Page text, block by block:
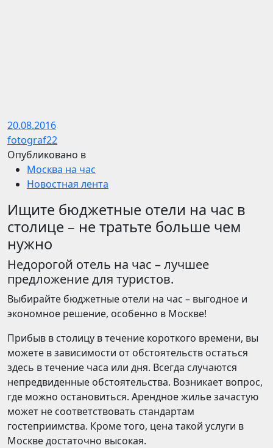
20.08.2016
fotograf22
Опубликовано в
Москва на час
Новостная лента
Ищите бюджетные отели на час в
столице – не тратьте больше чем
нужно
Недорогой отель на час – лучшее
предложение для туристов.
Выбирайте бюджетные отели на час – выгодное и
экономное решение, особенно в Москве!
Прибыв в столицу в течение короткого времени, вы
можете в зависимости от обстоятельств остаться
здесь в течение часа или дня. Всегда случаются
непредвиденные обстоятельства. Возникает вопрос,
где можно остановиться. Арендное жилье зачастую
может не соответствовать стандартам
гостеприимства. Кроме того, цена такой услуги в
Москве достаточно высокая.